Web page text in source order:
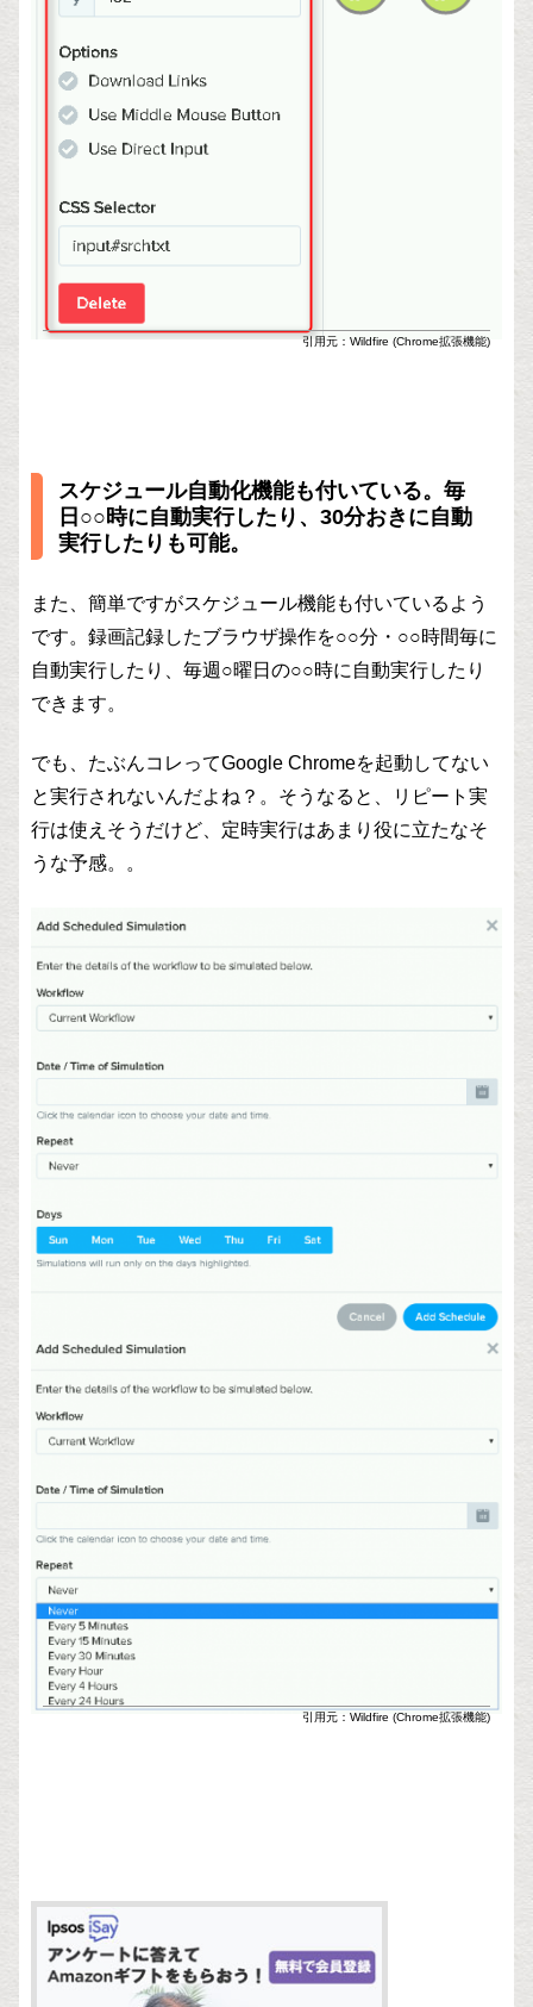
引用元：Wildfire (Chrome拡張機能)
スケジュール自動化機能も付いている。毎
日○○時に自動実行したり、30分おきに自動
実行したりも可能。
また、簡単ですがスケジュール機能も付いているよう
です。録画記録したブラウザ操作を○○分・○○時間毎に
自動実行したり、毎週○曜日の○○時に自動実行したり
できます。
でも、たぶんコレってGoogle Chromeを起動してない
と実行されないんだよね？。そうなると、リピート実
行は使えそうだけど、定時実行はあまり役に立たなそ
うな予感。。
引用元：Wildfire (Chrome拡張機能)